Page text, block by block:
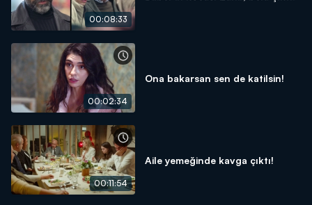
00:08:33
00:02:34
Ona bakarsan sen de katilsin!
00:11:54
Aile yemeğinde kavga çıktı!